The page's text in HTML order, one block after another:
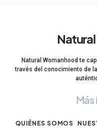
Natural Womanhood te
través del conocimiento de
QUIÉNES SOMOS